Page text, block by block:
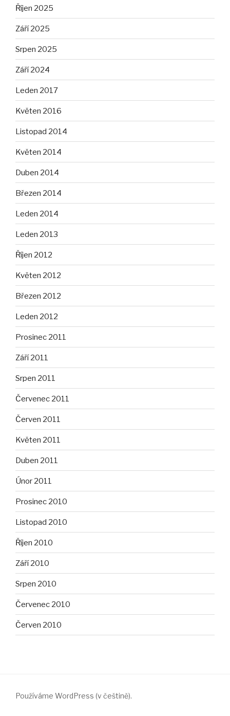
Říjen 2025
Září 2025
Srpen 2025
Září 2024
Leden 2017
Květen 2016
Listopad 2014
Květen 2014
Duben 2014
Březen 2014
Leden 2014
Leden 2013
Říjen 2012
Květen 2012
Březen 2012
Leden 2012
Prosinec 2011
Září 2011
Srpen 2011
Červenec 2011
Červen 2011
Květen 2011
Duben 2011
Únor 2011
Prosinec 2010
Listopad 2010
Říjen 2010
Září 2010
Srpen 2010
Červenec 2010
Červen 2010
Používáme WordPress (v češtině).